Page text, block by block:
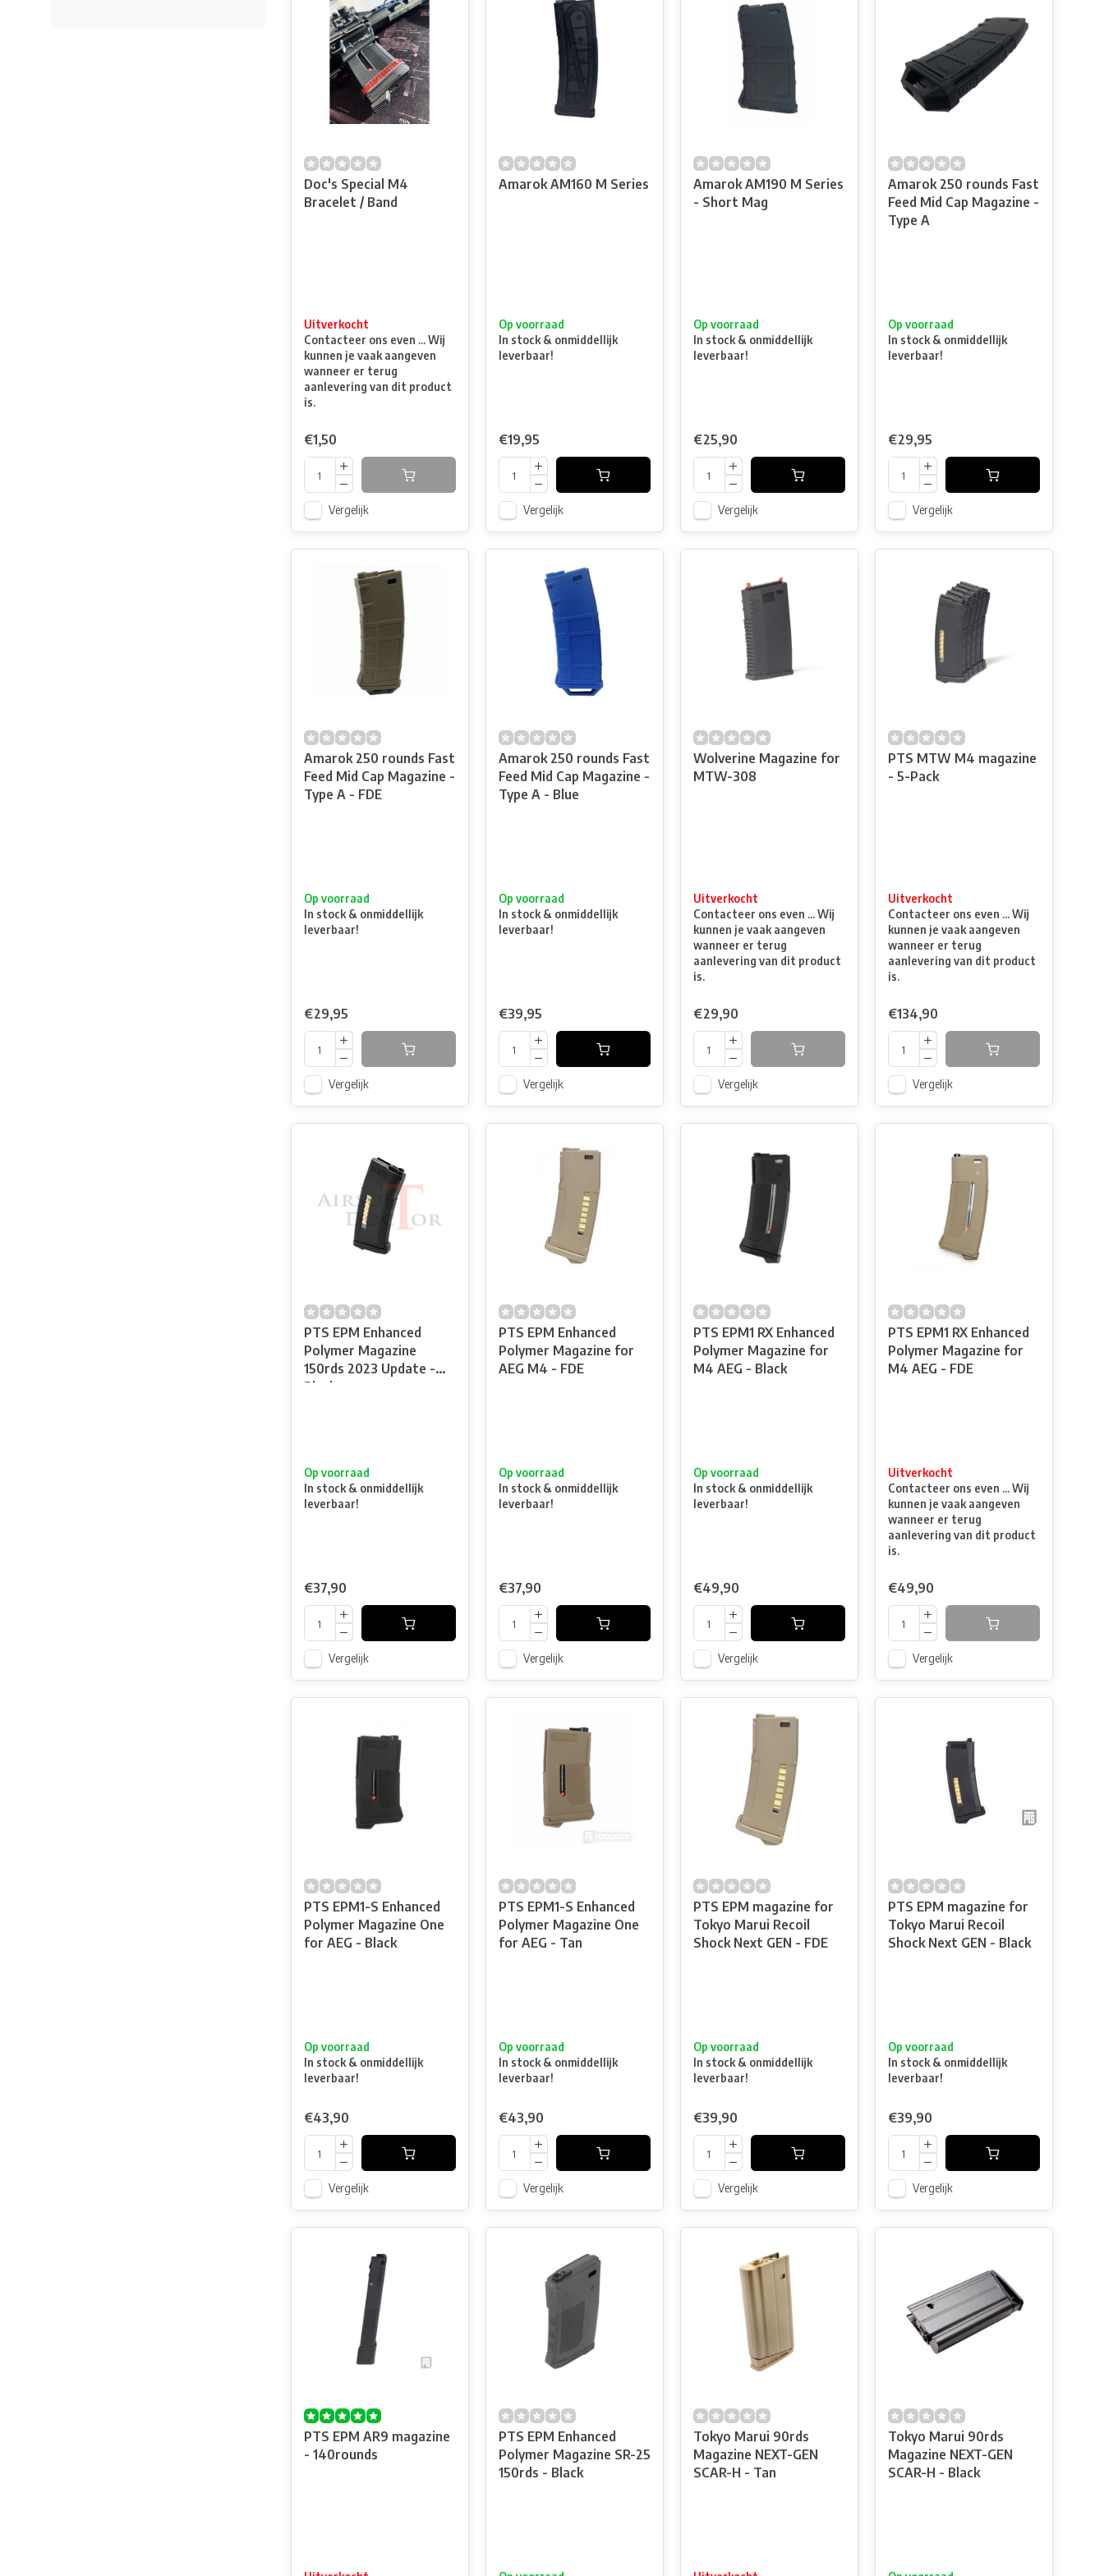
Doc's Special M4
Bracelet / Band
Uitverkocht
Contacteer ons even ... Wij
kunnen je vaak aangeven
wanneer er terug
aanlevering van dit product
is.
€1,50
Vergelijk
Amarok AM160 M Series
Op voorraad
In stock & onmiddellijk
leverbaar!
€19,95
Vergelijk
Amarok AM190 M Series
- Short Mag
Op voorraad
In stock & onmiddellijk
leverbaar!
€25,90
Vergelijk
Amarok 250 rounds Fast
Feed Mid Cap Magazine -
Type A
Op voorraad
In stock & onmiddellijk
leverbaar!
€29,95
Vergelijk
Amarok 250 rounds Fast
Feed Mid Cap Magazine -
Type A - FDE
Op voorraad
In stock & onmiddellijk
leverbaar!
€29,95
Vergelijk
Amarok 250 rounds Fast
Feed Mid Cap Magazine -
Type A - Blue
Op voorraad
In stock & onmiddellijk
leverbaar!
€39,95
Vergelijk
Wolverine Magazine for
MTW-308
Uitverkocht
Contacteer ons even ... Wij
kunnen je vaak aangeven
wanneer er terug
aanlevering van dit product
is.
€29,90
Vergelijk
PTS MTW M4 magazine
- 5-Pack
Uitverkocht
Contacteer ons even ... Wij
kunnen je vaak aangeven
wanneer er terug
aanlevering van dit product
is.
€134,90
Vergelijk
PTS EPM Enhanced
Polymer Magazine
150rds 2023 Update -
Black
Op voorraad
In stock & onmiddellijk
leverbaar!
€37,90
Vergelijk
PTS EPM Enhanced
Polymer Magazine for
AEG M4 - FDE
Op voorraad
In stock & onmiddellijk
leverbaar!
€37,90
Vergelijk
PTS EPM1 RX Enhanced
Polymer Magazine for
M4 AEG - Black
Op voorraad
In stock & onmiddellijk
leverbaar!
€49,90
Vergelijk
PTS EPM1 RX Enhanced
Polymer Magazine for
M4 AEG - FDE
Uitverkocht
Contacteer ons even ... Wij
kunnen je vaak aangeven
wanneer er terug
aanlevering van dit product
is.
€49,90
Vergelijk
PTS EPM1-S Enhanced
Polymer Magazine One
for AEG - Black
Op voorraad
In stock & onmiddellijk
leverbaar!
€43,90
Vergelijk
PTS EPM1-S Enhanced
Polymer Magazine One
for AEG - Tan
Op voorraad
In stock & onmiddellijk
leverbaar!
€43,90
Vergelijk
PTS EPM magazine for
Tokyo Marui Recoil
Shock Next GEN - FDE
Op voorraad
In stock & onmiddellijk
leverbaar!
€39,90
Vergelijk
PTS EPM magazine for
Tokyo Marui Recoil
Shock Next GEN - Black
Op voorraad
In stock & onmiddellijk
leverbaar!
€39,90
Vergelijk
PTS EPM AR9 magazine
- 140rounds
PTS EPM Enhanced
Polymer Magazine SR-25
150rds - Black
Tokyo Marui 90rds
Magazine NEXT-GEN
SCAR-H - Tan
Tokyo Marui 90rds
Magazine NEXT-GEN
SCAR-H - Black